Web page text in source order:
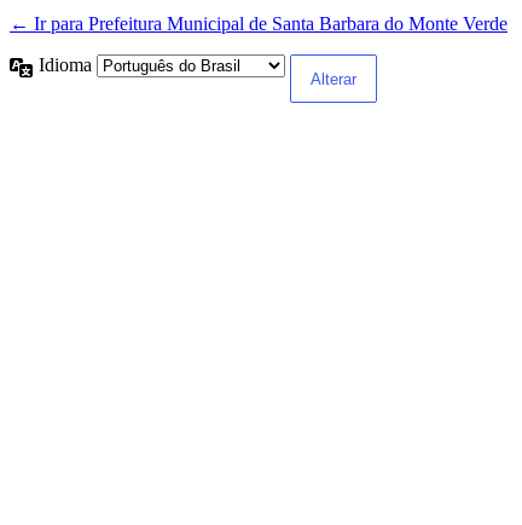
← Ir para Prefeitura Municipal de Santa Barbara do Monte Verde
Idioma